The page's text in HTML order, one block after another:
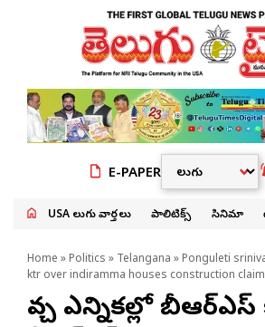
E-PAPER
USA తెలుగు వార్తలు పాలిటిక్స్ సినిమా
Home » Politics » Telangana » Ponguleti
ktr over indiramma houses construction claim
వచ్చే ఎన్నికల్లో బీఆర్ఎస్